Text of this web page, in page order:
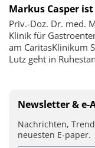
Markus Casper
Priv.-Doz. Dr. med.
Klinik für
am CaritasKlinikum
Lutz geht in
Newsletter & e-
Nachrichten,
neuesten E-paper.